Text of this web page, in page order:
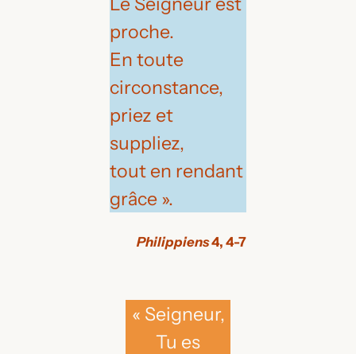
proche.
En toute
circonstance,
priez et
suppliez,
tout en rendant
grâce ».
Philippiens4, 4-7
« Seigneur,
Tu es